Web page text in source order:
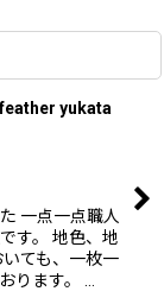
feather yukata
一点一点職人
す。 地色、地
ても、一枚一
ります。 …